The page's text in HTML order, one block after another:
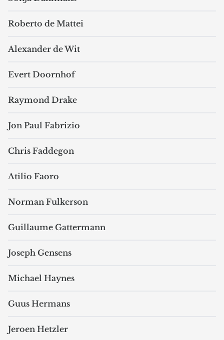
Roberto de Mattei
Alexander de Wit
Evert Doornhof
Raymond Drake
Jon Paul Fabrizio
Chris Faddegon
Atilio Faoro
Norman Fulkerson
Guillaume Gattermann
Joseph Gensens
Michael Haynes
Guus Hermans
Jeroen Hetzler